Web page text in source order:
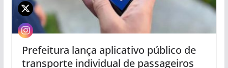
Prefeitura lança aplicativo público de
transporte individual de passageiros